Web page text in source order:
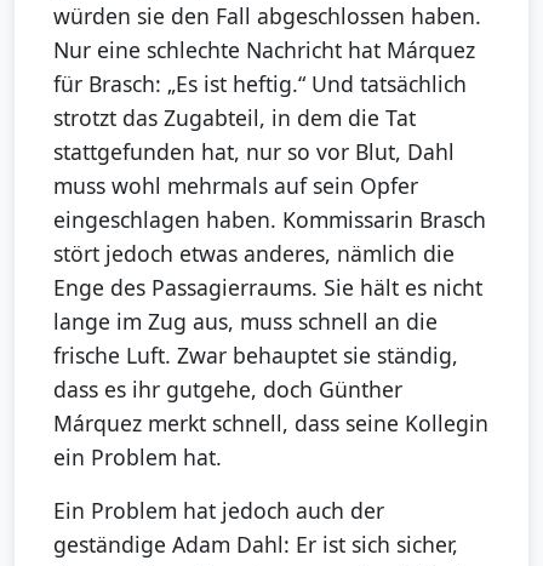
würden sie den Fall abgeschlossen haben.
Nur eine schlechte Nachricht hat Márquez
für Brasch: „Es ist heftig.“ Und tatsächlich
strotzt das Zugabteil, in dem die Tat
stattgefunden hat, nur so vor Blut, Dahl
muss wohl mehrmals auf sein Opfer
eingeschlagen haben. Kommissarin Brasch
stört jedoch etwas anderes, nämlich die
Enge des Passagierraums. Sie hält es nicht
lange im Zug aus, muss schnell an die
frische Luft. Zwar behauptet sie ständig,
dass es ihr gutgehe, doch Günther
Márquez merkt schnell, dass seine Kollegin
ein Problem hat.
Ein Problem hat jedoch auch der
geständige Adam Dahl: Er ist sich sicher,